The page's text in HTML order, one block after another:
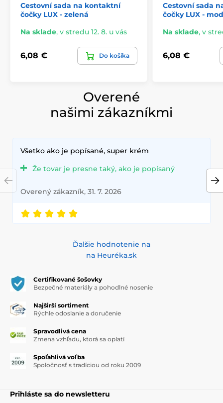
Cestovní sada na kontaktní
čočky LUX - zelená
Na sklade, v stredu 12. 8. u vás
6,08 € Do košíka
Cestovní sada
čočky LUX -
Na sklade, v
6,08 €
Overené
našimi zákazníkmi
Všetko ako je popísané, super krém
Že tovar je presne taký, ako je popísaný
Overený zákazník, 31. 7. 2026
Ďalšie hodnotenie na
na Heuréka.sk
Certifikované šošovky
Bezpečné materiály a pohodlné nosenie
Najširší sortiment
Rýchle odoslanie a doručenie
Spravodlivá cena
Zmena vzhľadu, ktorá sa oplatí
Spoľahlivá voľba
Spoločnosť s tradíciou od roku 2009
Prihláste sa do newsletteru